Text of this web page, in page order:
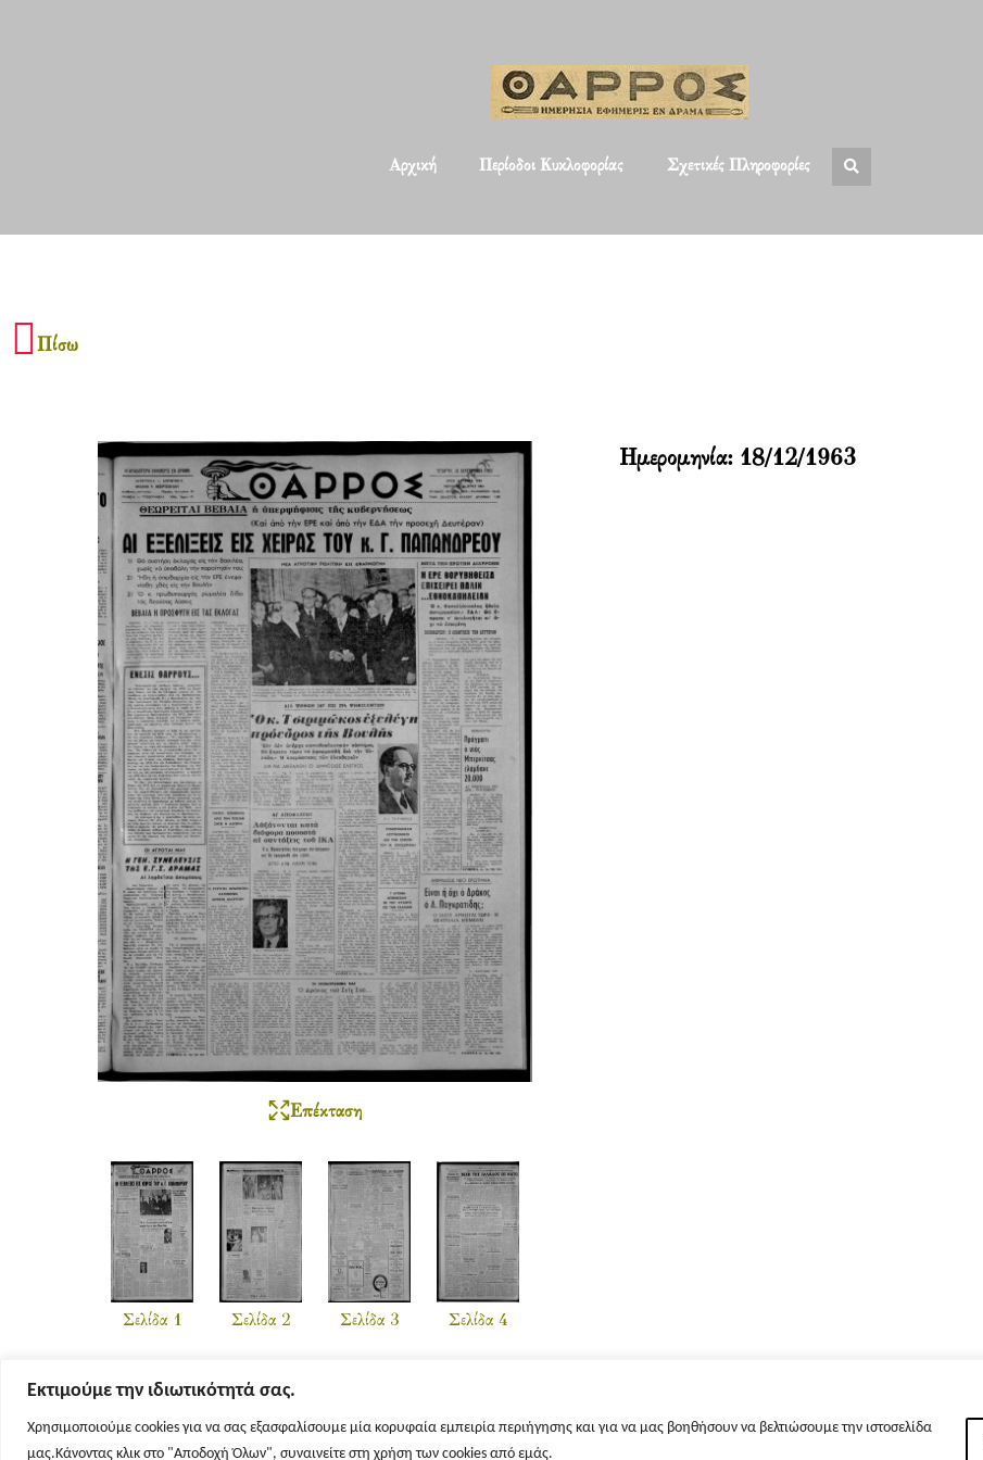
Εκτιμούμε την ιδιωτικότητά σας.
Χρησιμοποιούμε cookies για να σας εξασφαλίσουμε μία κορυφαία εμπειρία περιήγησης και για να μας βοηθήσουν να βελτιώσουμε την ιστοσελίδα
μας.Κάνοντας κλικ στο "Αποδοχή Όλων", συναινείτε στη χρήση των cookies από εμάς.
Αρχική Περίοδοι Κυκλοφορίας Σχετικές Πληροφορίες
Πίσω
Επέκταση
Σελίδα 1 Σελίδα 2 Σελίδα 3 Σελίδα 4
Ημερομηνία: 18/12/1963